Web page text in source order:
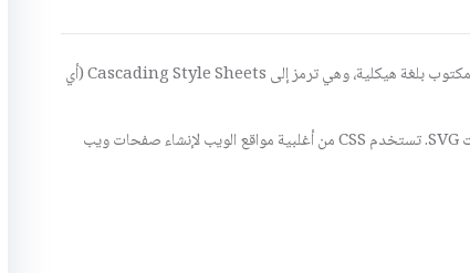
لغة CSS هي لغة تنسيقية تستخدم لوصف التمثيل البصري لمستند مكتوب بلغة هيكلية، وهي ترمز إلى Cascading Style Sheets (أي
ويمكن استخدامها مع HTML وأي مستند XML بما في ذلك ملفات SVG. تستخدم CSS من أغلبية مواقع الويب لإنشاء صفحات ويب